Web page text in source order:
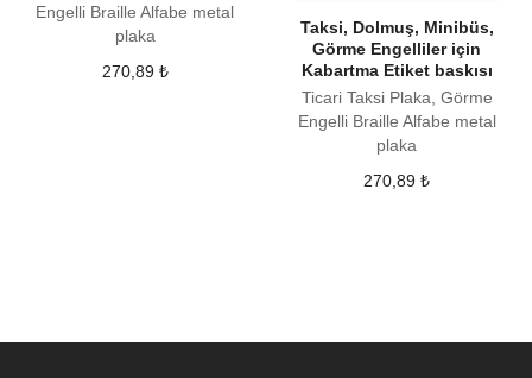
Engelli Braille Alfabe metal
plaka
270,89 ₺
Taksi, Dolmuş, Minibüs,
Görme Engelliler için
Kabartma Etiket baskısı
Ticari Taksi Plaka, Görme
Engelli Braille Alfabe metal
plaka
270,89₺